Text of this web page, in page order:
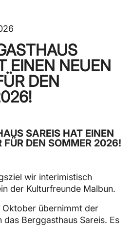
EINEN NEUEN
DEN
SAREIS HAT EINEN
FÜR DEN SOMMER 2026!
wir interimistisch
der Kulturfreunde Malbun.
Oktober übernimmt der
das Berggasthaus Sareis. Es